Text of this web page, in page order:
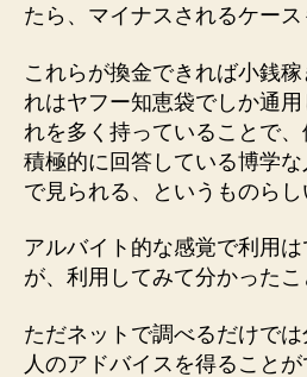
たら、マイナスされるケース
これらが換金できれば小銭
れはヤフー知恵袋でしか通
れを多く持っていることで
積極的に回答している博学
で見られる、というものらし
アルバイト的な感覚で利用
が、利用してみて分かったこ
ただネットで調べるだけで
人のアドバイスを得ること